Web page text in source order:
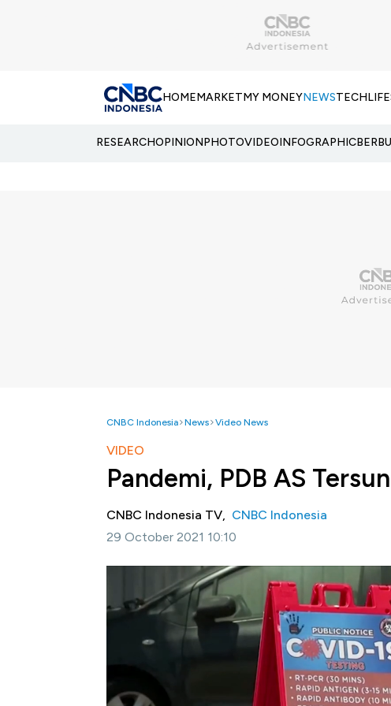
HOMEMARKETMY MONEYNEWSTECH
RESEARCHOPINIONPHOTOVIDEOINFOGRAPHIC
CNBC Indonesia News Video News
VIDEO
Pandemi, PDB AS
CNBC Indonesia TV, CNBC Indonesia
29 October 2021 10:10
Jakarta, CNBC Indonesia -
Departemen
bruto atau pertumbuhan ekonomi negeri Paman
Pertumbuhan tersebut merupakan yang terlambat
Selengkapnya dalam program Squawk Box
Bagikan: